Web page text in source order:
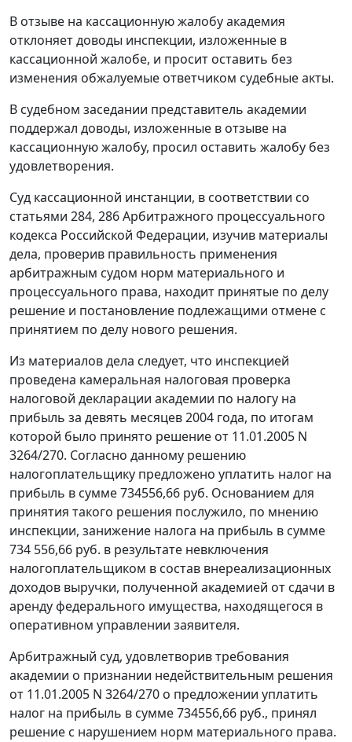
В отзыве на кассационную жалобу академия
отклоняет доводы инспекции, изложенные в
кассационной жалобе, и просит оставить без
изменения обжалуемые ответчиком судебные акты.
В судебном заседании представитель академии
поддержал доводы, изложенные в отзыве на
кассационную жалобу, просил оставить жалобу без
удовлетворения.
Суд кассационной инстанции, в соответствии со
статьями 284, 286Арбитражного процессуального
кодекса Российской Федерации, изучив материалы
дела, проверив правильность применения
арбитражным судом норм материального и
процессуального права, находит принятые по делу
решение и постановление подлежащими отмене с
принятием по делу нового решения.
Из материалов дела следует, что инспекцией
проведена камеральная налоговая проверка
налоговой декларации академии по налогу на
прибыль за девять месяцев 2004 года, по итогам
которой было принято решение от 11.01.2005 N
3264/270. Согласно данному решению
налогоплательщику предложено уплатить налог на
прибыль в сумме 734556,66 руб. Основанием для
принятия такого решения послужило, по мнению
инспекции, занижение налога на прибыль в сумме
734 556,66 руб. в результате невключения
налогоплательщиком в состав внереализационных
доходов выручки, полученной академией от сдачи в
аренду федерального имущества, находящегося в
оперативном управлении заявителя.
Арбитражный суд, удовлетворив требования
академии о признании недействительным решения
от 11.01.2005 N 3264/270 о предложении уплатить
налог на прибыль в сумме 734556,66 руб., принял
решение с нарушением норм материального права.